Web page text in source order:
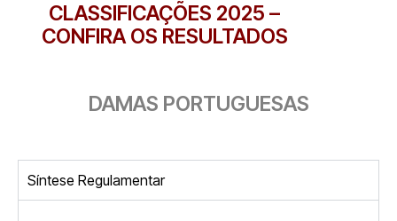
CLASSIFICAÇÕES 2025 –
CONFIRA OS RESULTADOS
DAMAS PORTUGUESAS
Síntese Regulamentar